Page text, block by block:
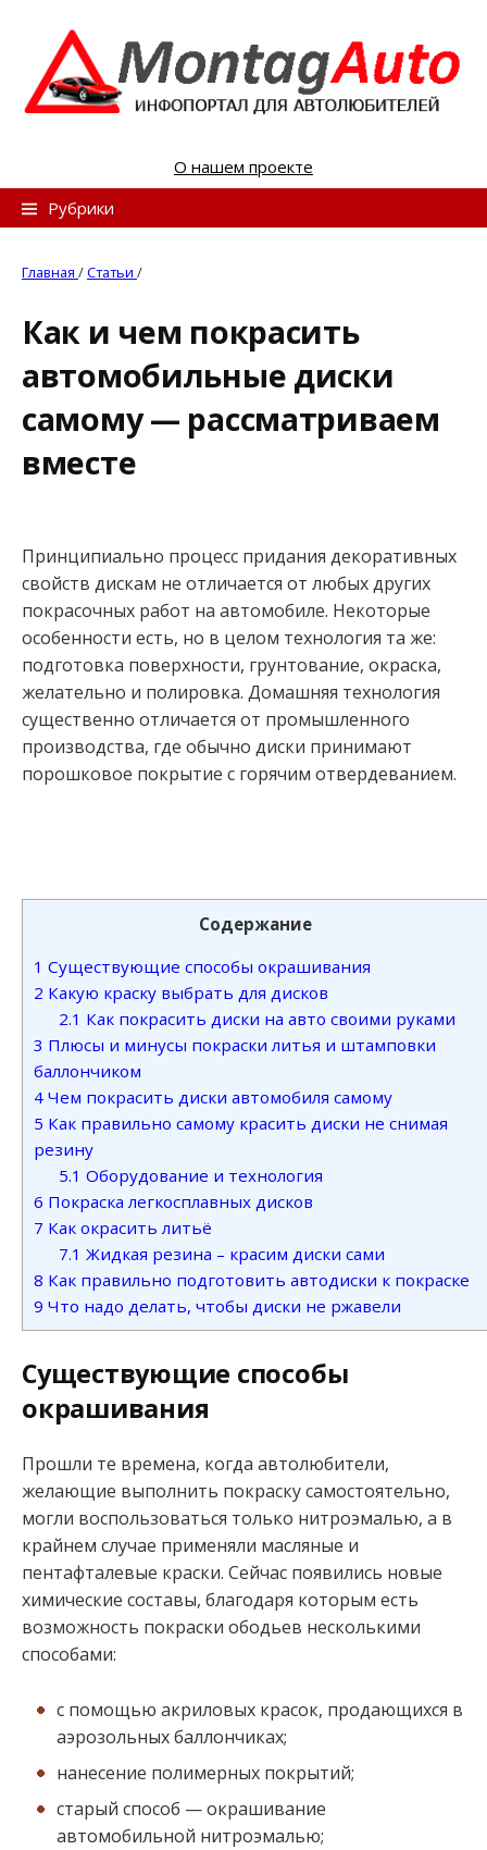
n
О нашем проекте
Рубрики
Главная /Статьи /
Как и чем покрасить
автомобильные диски
самому — рассматриваем
вместе
Принципиально процесс придания декоративных
свойств дискам не отличается от любых других
покрасочных работ на автомобиле. Некоторые
особенности есть, но в целом технология та же:
подготовка поверхности, грунтование, окраска,
желательно и полировка. Домашняя технология
существенно отличается от промышленного
производства, где обычно диски принимают
порошковое покрытие с горячим отвердеванием.
Содержание
1 Существующие способы окрашивания
2 Какую краску выбрать для дисков
2.1 Как покрасить диски на авто своими руками
3 Плюсы и минусы покраски литья и штамповки
баллончиком
4 Чем покрасить диски автомобиля самому
5 Как правильно самому красить диски не снимая
резину
5.1 Оборудование и технология
6 Покраска легкосплавных дисков
7 Как окрасить литьё
7.1 Жидкая резина – красим диски сами
8 Как правильно подготовить автодиски к покраске
9 Что надо делать, чтобы диски не ржавели
Существующие способы
окрашивания
Прошли те времена, когда автолюбители,
желающие выполнить покраску самостоятельно,
могли воспользоваться только нитроэмалью, а в
крайнем случае применяли масляные и
пентафталевые краски. Сейчас появились новые
химические составы, благодаря которым есть
возможность покраски ободьев несколькими
способами:
с помощью акриловых красок, продающихся в
аэрозольных баллончиках;
нанесение полимерных покрытий;
старый способ — окрашивание
автомобильной нитроэмалью;